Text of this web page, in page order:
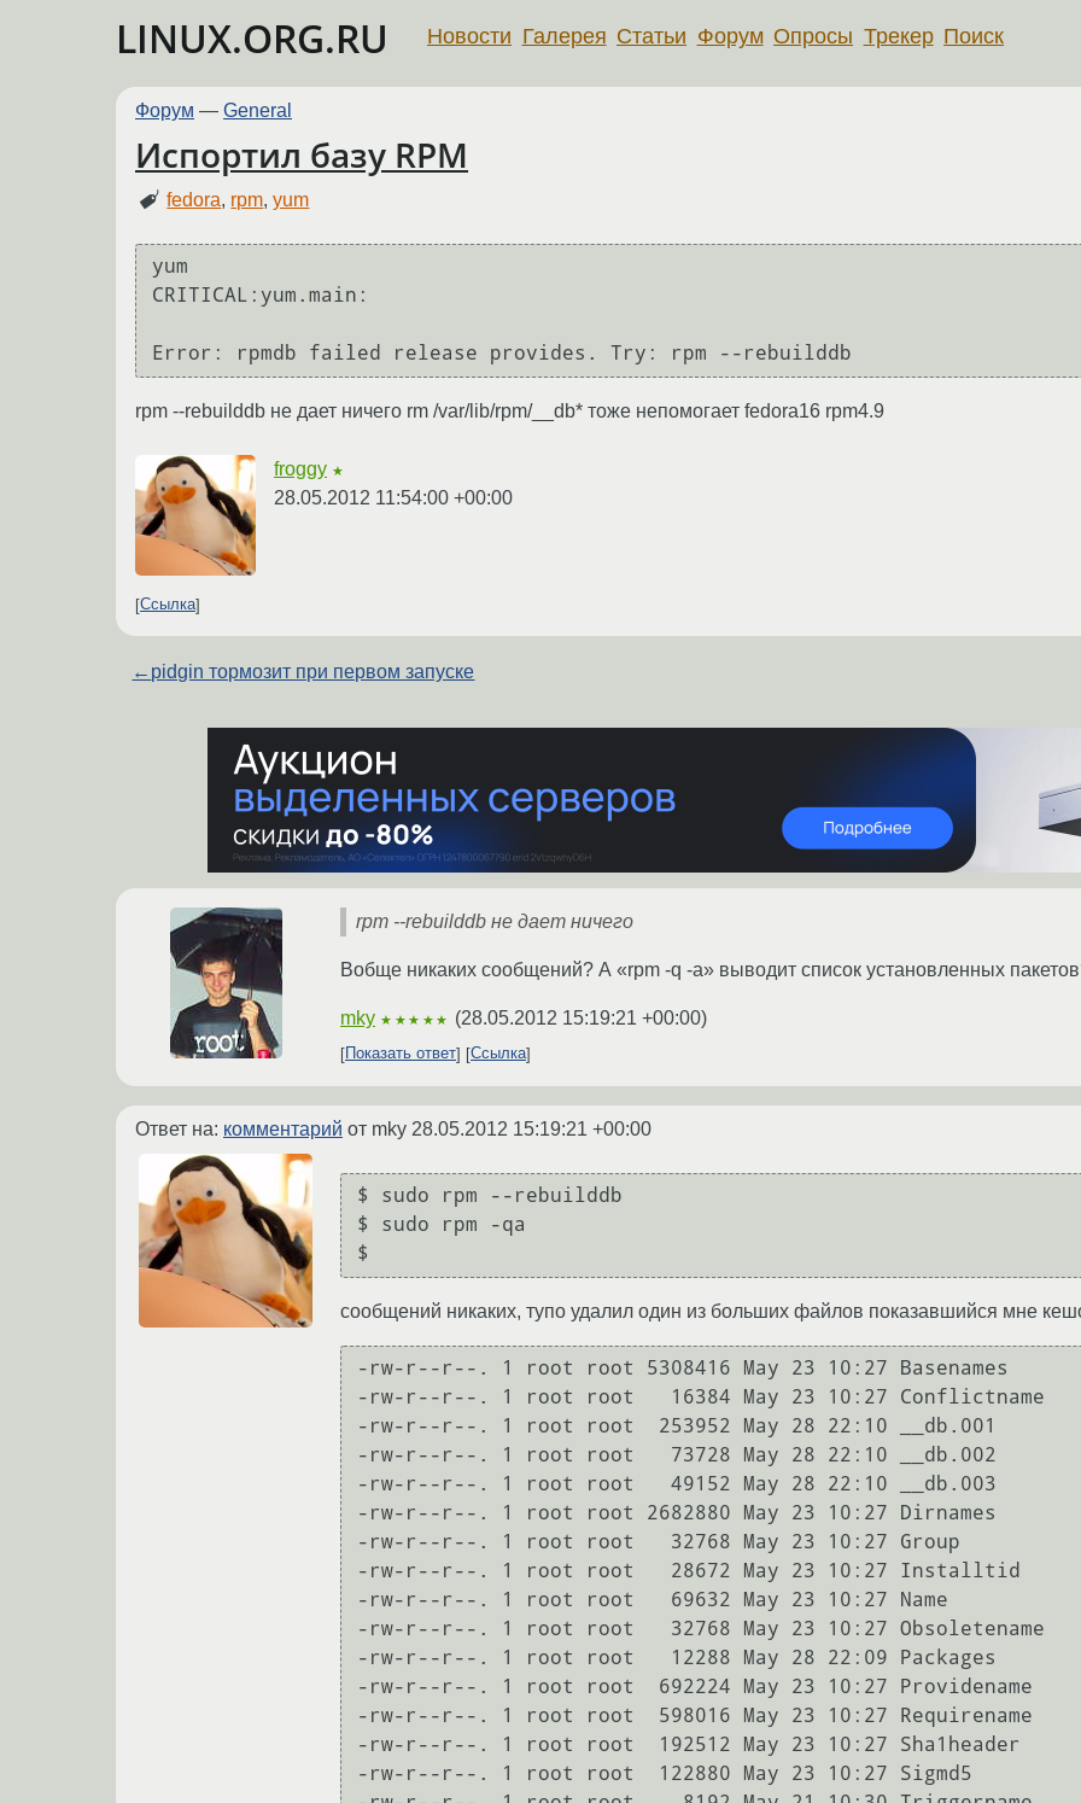
LINUX.ORG.RU Новости Галерея Статьи Форум Опросы Трекер Поиск
Форум — General
Испортил базу RPM
fedora, rpm,yum
yum
CRITICAL:yum.main:
Error: rpmdb failed release provides. Try: rpm --rebuilddb
rpm --rebuilddb не дает ничего rm /var/lib/rpm/__db* тоже непомогает fedora16 rpm4.9
froggy ★
28.05.2012 11:54:00 +00:00
Ссылка
← pidgin тормозит при первом запуске
rpm --rebuilddb не дает ничего
Вобще никаких сообщений? А «rpm -q -a» выводит список установленных
mky ★★★★★ (28.05.2012 15:19:21 +00:00)
Показать ответ Ссылка
Ответ на: комментарий от mky 28.05.2012 15:19:21 +00:00
$ sudo rpm --rebuilddb
$ sudo rpm -qa
$
сообщений никаких, тупо удалил один из больших файлов показавшийся мне
-rw-r--r--. 1 root root 5308416 May 23 10:27 Basenames
-rw-r--r--. 1 root root   16384 May 23 10:27 Conflictname
-rw-r--r--. 1 root root  253952 May 28 22:10 __db.001
-rw-r--r--. 1 root root   73728 May 28 22:10 __db.002
-rw-r--r--. 1 root root   49152 May 28 22:10 __db.003
-rw-r--r--. 1 root root 2682880 May 23 10:27 Dirnames
-rw-r--r--. 1 root root   32768 May 23 10:27 Group
-rw-r--r--. 1 root root   28672 May 23 10:27 Installtid
-rw-r--r--. 1 root root   69632 May 23 10:27 Name
-rw-r--r--. 1 root root   32768 May 23 10:27 Obsoletename
-rw-r--r--. 1 root root   12288 May 28 22:09 Packages
-rw-r--r--. 1 root root  692224 May 23 10:27 Providename
-rw-r--r--. 1 root root  598016 May 23 10:27 Requirename
-rw-r--r--. 1 root root  192512 May 23 10:27 Sha1header
-rw-r--r--. 1 root root  122880 May 23 10:27 Sigmd5